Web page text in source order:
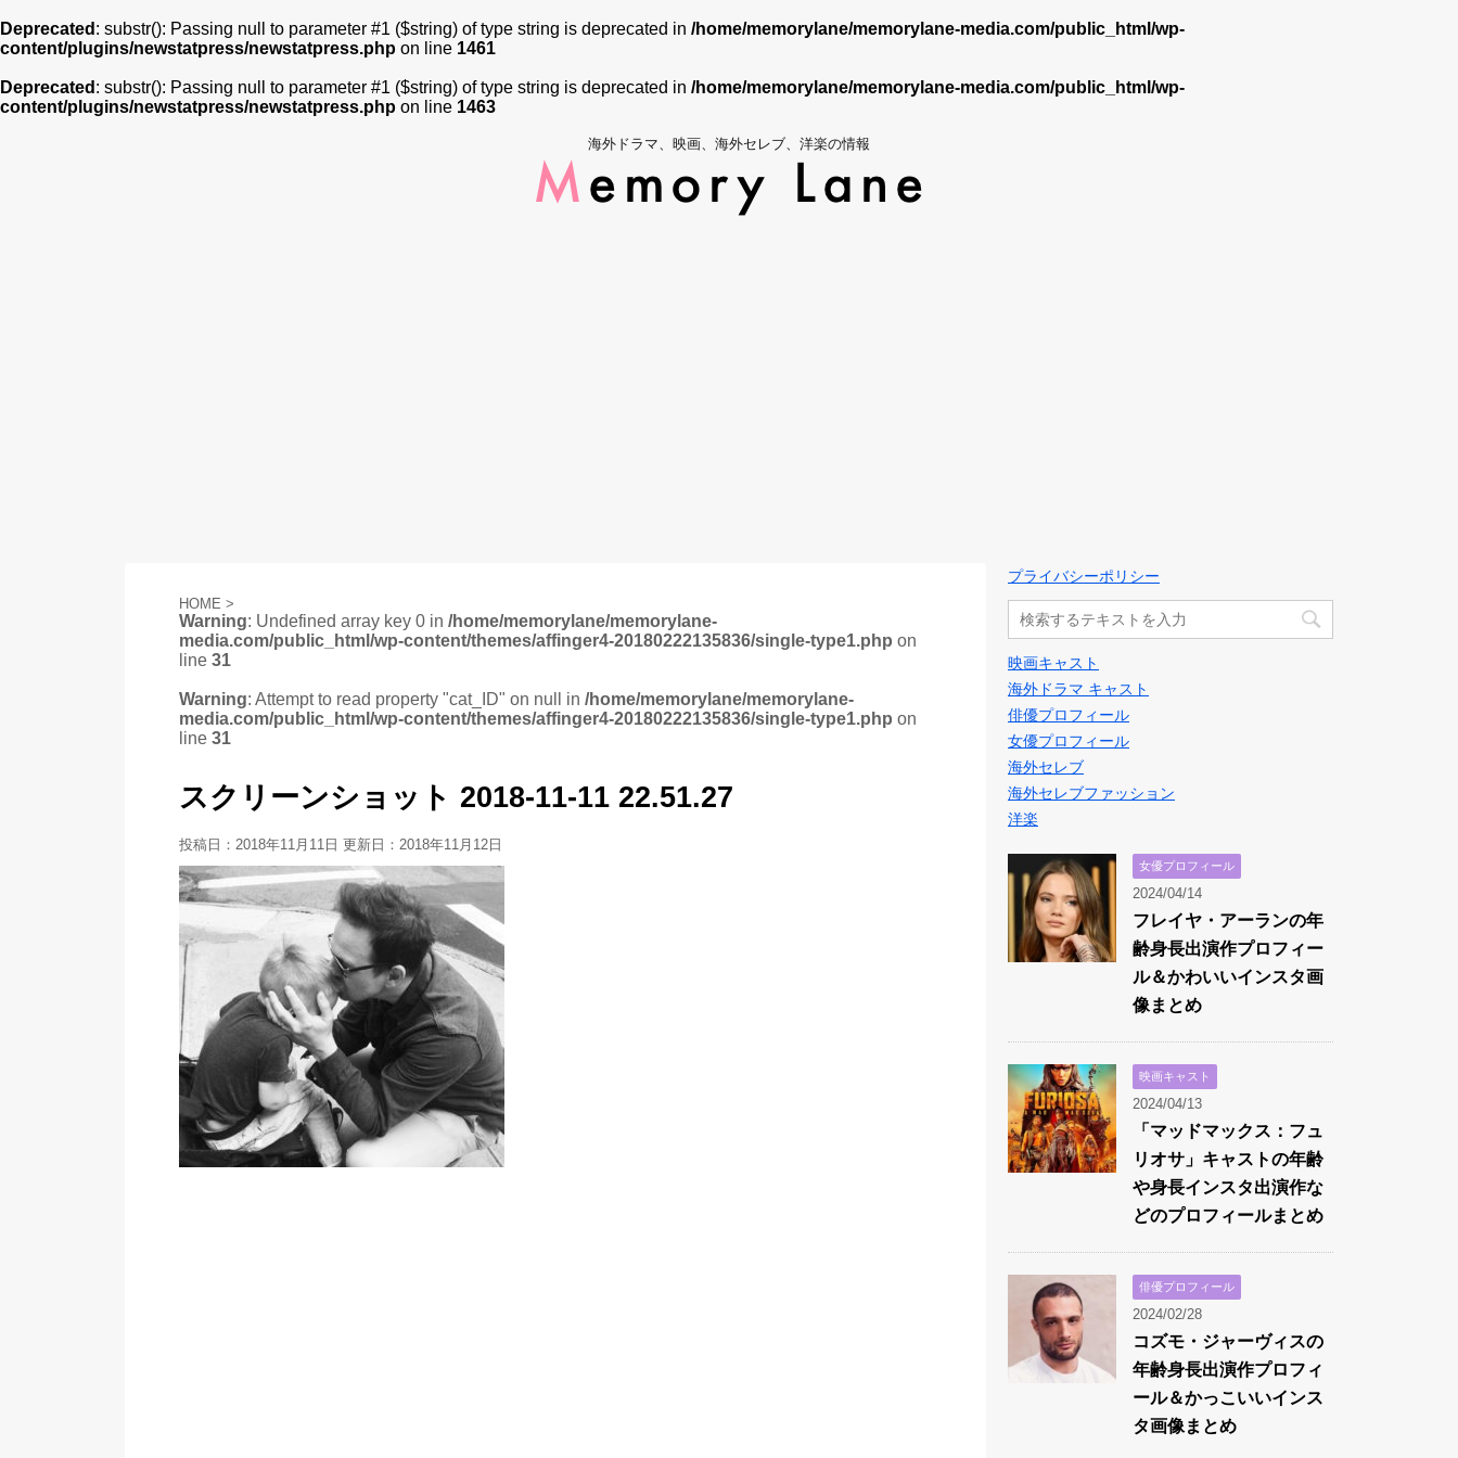
Deprecated : substr(): Passing null to parameter #1 ($string) of type string is deprecated in /home/memorylane/memorylane-media.com/public_html/wp-
content/plugins/newstatpress/newstatpress.php on line 1461
Deprecated : substr(): Passing null to parameter #1 ($string) of type string is deprecated in /home/memorylane/memorylane-media.com/public_html/wp-
content/plugins/newstatpress/newstatpress.php on line 1463
海外ドラマ、映画、海外セレブ、洋楽の情報
HOME >
Warning: Undefined array key 0 in /home/memorylane/memorylane-
media.com/public_html/wp-content/themes/affinger4-20180222135836/single-type1.php on
line 31
Warning: Attempt to read property "cat_ID" on null in /home/memorylane/memorylane-
media.com/public_html/wp-content/themes/affinger4-20180222135836/single-type1.php on
line 31
スクリーンショット 2018-11-11 22.51.27
投稿日：2018年11月11日 更新日： 2018年11月12日
プライバシーポリシー
映画キャスト
海外ドラマ キャスト
俳優プロフィール
女優プロフィール
海外セレブ
海外セレブファッション
洋楽
女優プロフィール
2024/04/14
フレイヤ・アーランの年
齢身長出演作プロフィー
ル＆かわいいインスタ画
像まとめ
映画キャスト
2024/04/13
「マッドマックス：フュ
リオサ」キャストの年齢
や身長インスタ出演作な
どのプロフィールまとめ
俳優プロフィール
2024/02/28
コズモ・ジャーヴィスの
年齢身長出演作プロフィ
ール＆かっこいいインス
タ画像まとめ